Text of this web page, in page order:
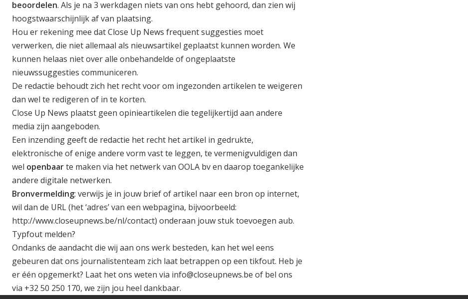
beoordelen. Als je na 3 werkdagen niets van ons hebt gehoord, dan zien wij
hoogstwaarschijnlijk af van plaatsing.
Hou er rekening mee dat Close Up News frequent suggesties moet
verwerken, die niet allemaal als nieuwsartikel geplaatst kunnen worden. We
kunnen helaas niet over alle onbehandelde of ongeplaatste
nieuwssuggesties communiceren.
De redactie behoudt zich het recht voor om ingezonden artikelen te weigeren
dan wel te redigeren of in te korten.
Close Up News plaatst geen opinieartikelen die tegelijkertijd aan andere
media zijn aangeboden.
Een inzending geeft de redactie het recht het artikel in gedrukte,
elektronische of enige andere vorm vast te leggen, te vermenigvuldigen dan
wel openbaarte maken via het netwerk van OOLA bv en daarop toegankelijke
andere digitale netwerken.
Bronvermelding: verwijs je in jouw brief of artikel naar een bron op internet,
wil dan de URL (het ‘adres’ van een webpagina, bijvoorbeeld:
http://www.closeupnews.be/nl/contact) onderaan jouw stuk toevoegen aub.
Typfout melden?
Ondanks de aandacht die wij aan ons werk besteden, kan het wel eens
gebeuren dat ons journalistenteam zich laat betrappen op een tikfout. Heb je
er één opgemerkt? Laat het ons weten via info@closeupnews.be of bel ons
via +32 50 250 170, we zijn jou heel dankbaar.